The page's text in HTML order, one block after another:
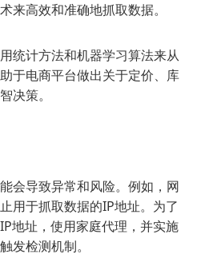
来高效和准确地抓取数据。
统计方法和机器学习算法来从
于电商平台做出关于定价、库
决策。
会导致异常和风险。例如，网
用于抓取数据的IP地址。为了
地址，使用家庭代理，并实施
发检测机制。